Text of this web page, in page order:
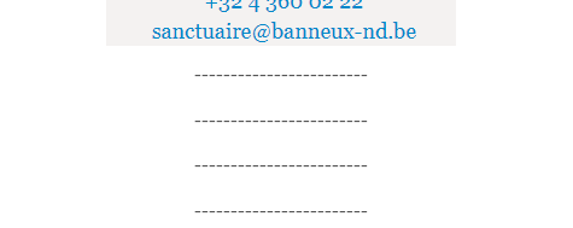
------------------------
------------------------
------------------------
------------------------